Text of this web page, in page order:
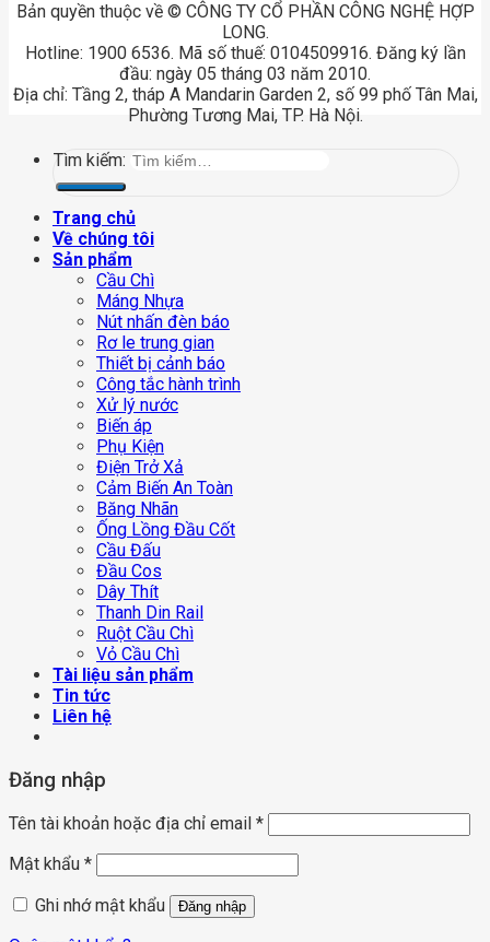
Bản quyền thuộc về © CÔNG TY CỔ PHẦN CÔNG NGHỆ HỢP
LONG.
Hotline: 1900 6536. Mã số thuế: 0104509916. Đăng ký lần
đầu: ngày 05 tháng 03 năm 2010.
Địa chỉ: Tầng 2, tháp A Mandarin Garden 2, số 99 phố Tân Mai,
Phường Tương Mai, TP. Hà Nội.
Tìm kiếm:
Trang chủ
Về chúng tôi
Sản phẩm
Cầu Chì
Máng Nhựa
Nút nhấn đèn báo
Rơ le trung gian
Thiết bị cảnh báo
Công tắc hành trình
Xử lý nước
Biến áp
Phụ Kiện
Điện Trở Xả
Cảm Biến An Toàn
Băng Nhãn
Ống Lồng Đầu Cốt
Cầu Đấu
Đầu Cos
Dây Thít
Thanh Din Rail
Ruột Cầu Chì
Vỏ Cầu Chì
Tài liệu sản phẩm
Tin tức
Liên hệ
Đăng nhập
Tên tài khoản hoặc địa chỉ email *
Mật khẩu *
Ghi nhớ mật khẩu
Đăng nhập